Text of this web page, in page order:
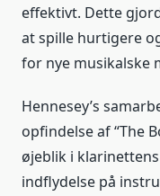
effektivt. Dette
at spille hurtigere
for nye musikalske
Hennesey’s
opfindelse af “The
øjeblik i
indflydelse på